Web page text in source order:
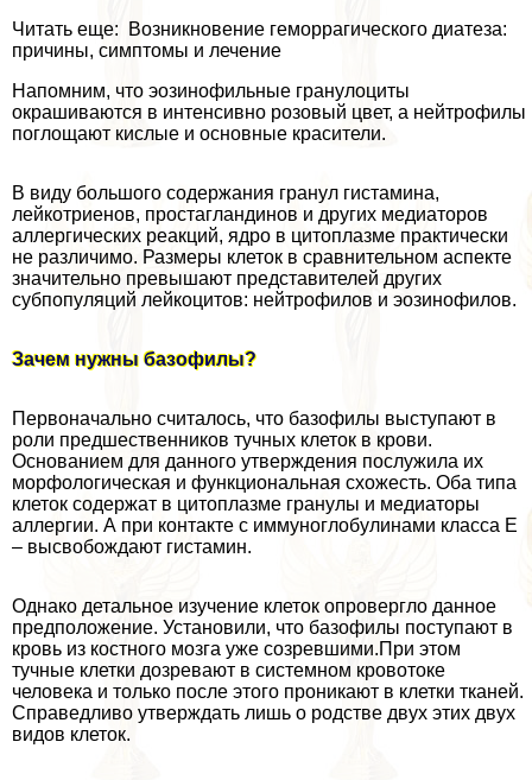
Читать еще: Возникновение геморрагического диатеза:
причины, симптомы и лечение
Напомним, что эозинофильные гранулоциты
окрашиваются в интенсивно розовый цвет, а нейтрофилы
поглощают кислые и основные красители.
В виду большого содержания гранул гистамина,
лейкотриенов, простагландинов и других медиаторов
аллергических реакций, ядро в цитоплазме пpaктически
не различимо. Размеры клеток в сравнительном аспекте
значительно превышают представителей других
субпопуляций лейкоцитов: нейтрофилов и эозинофилов.
Зачем нужны базофилы?
Первоначально считалось, что базофилы выступают в
роли предшественников тучных клеток в крови.
Основанием для данного утверждения послужила их
морфологическая и функциональная схожесть. Оба типа
клеток содержат в цитоплазме гранулы и медиаторы
аллергии. А при контакте с иммуноглобулинами класса Е
– высвобождают гистамин.
Однако детальное изучение клеток опровергло данное
предположение. Установили, что базофилы поступают в
кровь из костного мозга уже созревшими.При этом
тучные клетки дозревают в системном кровотоке
человека и только после этого проникают в клетки тканей.
Справедливо утверждать лишь о родстве двух этих двух
видов клеток.